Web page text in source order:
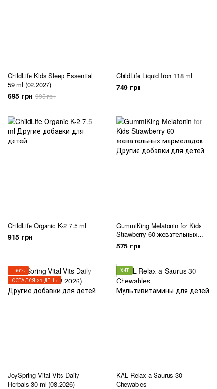
ChildLife Kids Sleep Essential
59 ml (02.2027)
695 грн 995 грн
ChildLife Liquid Iron 118 ml
749 грн
ChildLife Organic K-2 7.5 ml
915 грн
GummiKing Melatonin for Kids
Strawberry 60 жевательных
мармеладок
575 грн
−66%
ОСТАЛСЯ 21 ДЕНЬ
JoySpring Vital Vits Daily
Herbals 30 ml (08.2026)
ХИТ
KAL Relax-a-Saurus 30
Chewables